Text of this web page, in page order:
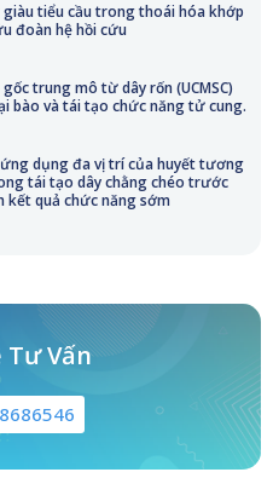
tiểu cầu trong thoái hóa khớp
đoàn hệ hồi cứu
trung mô từ dây rốn (UCMSC)
bào và tái tạo chức năng tử cung.
ứng dụng đa vị trí của huyết tương
tái tạo dây chằng chéo trước
kết quả chức năng sớm
Tư Vấn